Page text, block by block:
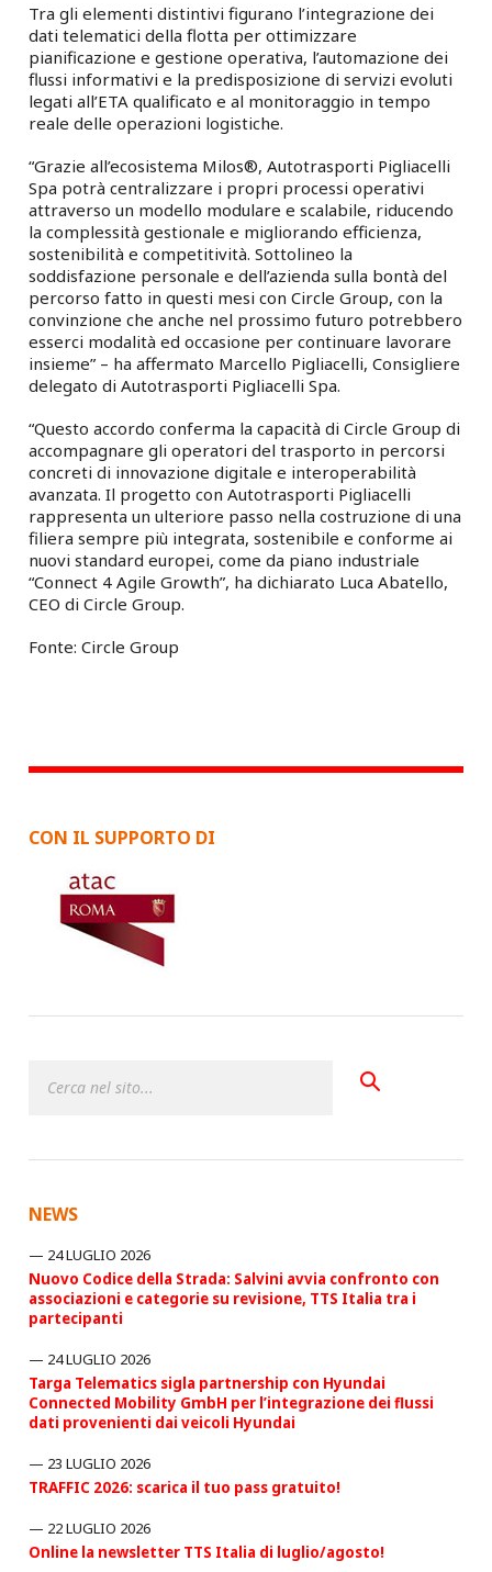
Tra gli elementi distintivi figurano l’integrazione dei
dati telematici della flotta per ottimizzare
pianificazione e gestione operativa, l’automazione dei
flussi informativi e la predisposizione di servizi evoluti
legati all’ETA qualificato e al monitoraggio in tempo
reale delle operazioni logistiche.
“Grazie all’ecosistema Milos®, Autotrasporti Pigliacelli
Spa potrà centralizzare i propri processi operativi
attraverso un modello modulare e scalabile, riducendo
la complessità gestionale e migliorando efficienza,
sostenibilità e competitività. Sottolineo la
soddisfazione personale e dell’azienda sulla bontà del
percorso fatto in questi mesi con Circle Group, con la
convinzione che anche nel prossimo futuro potrebbero
esserci modalità ed occasione per continuare lavorare
insieme” – ha affermato Marcello Pigliacelli, Consigliere
delegato di Autotrasporti Pigliacelli Spa.
“Questo accordo conferma la capacità di Circle Group di
accompagnare gli operatori del trasporto in percorsi
concreti di innovazione digitale e interoperabilità
avanzata. Il progetto con Autotrasporti Pigliacelli
rappresenta un ulteriore passo nella costruzione di una
filiera sempre più integrata, sostenibile e conforme ai
nuovi standard europei, come da piano industriale
“Connect 4 Agile Growth”, ha dichiarato Luca Abatello,
CEO di Circle Group.
Fonte: Circle Group
CON IL SUPPORTO DI
NEWS
24 LUGLIO 2026
Nuovo Codice della Strada: Salvini avvia confronto con
associazioni e categorie su revisione, TTS Italia tra i
partecipanti
24 LUGLIO 2026
Targa Telematics sigla partnership con Hyundai
Connected Mobility GmbH per l’integrazione dei flussi
dati provenienti dai veicoli Hyundai
23 LUGLIO 2026
TRAFFIC 2026: scarica il tuo pass gratuito!
22 LUGLIO 2026
Online la newsletter TTS Italia di luglio/agosto!